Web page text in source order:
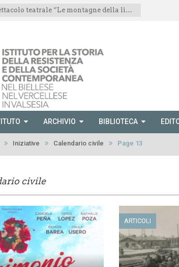
Spettacolo teatrale “Le montagne della libertà”
ARCHIVIO BIBLIOTECA
Iniziative Calendario civile Page 13
civile
ARTICOLI